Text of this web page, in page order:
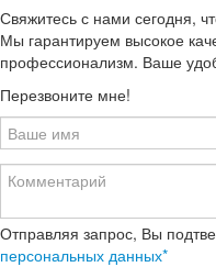
Свяжитесь с нами сегодня,
Мы гарантируем высокое
профессионализм. Ваше
Перезвоните мне!
Отправляя запрос, Вы
персональных данных*